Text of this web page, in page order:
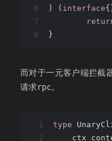
6
7
8
)
( interface
}
而对于一元客户端拦截
请求rpc。
1
2
type
ctx